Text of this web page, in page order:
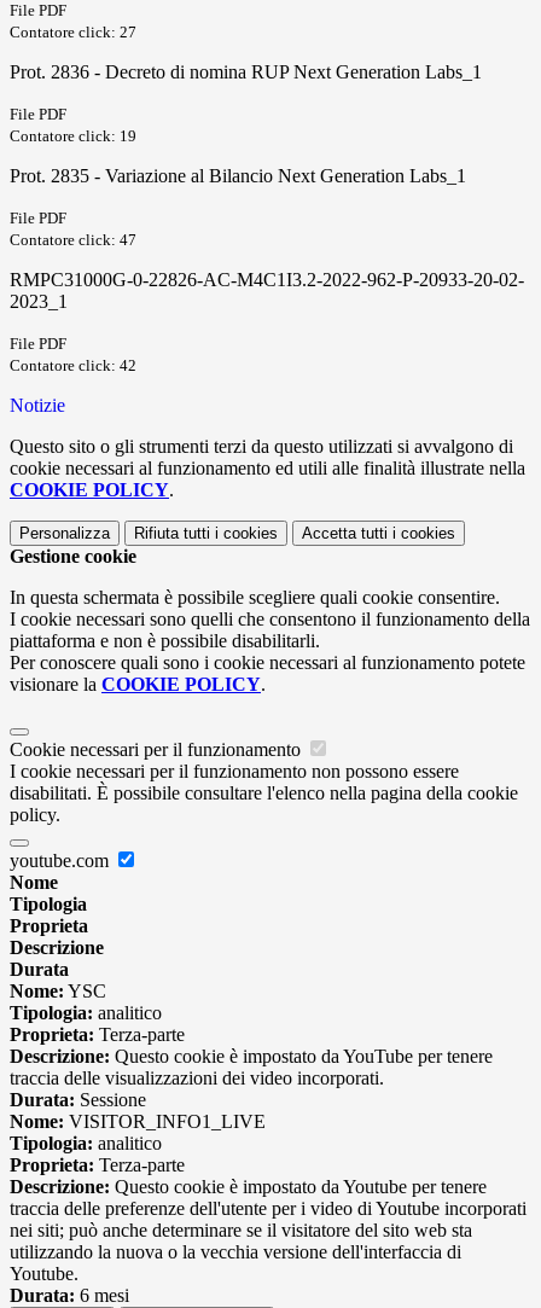
File PDF
Contatore click: 27
Prot. 2836 - Decreto di nomina RUP Next Generation Labs_1
File PDF
Contatore click: 19
Prot. 2835 - Variazione al Bilancio Next Generation Labs_1
File PDF
Contatore click: 47
RMPC31000G-0-22826-AC-M4C1I3.2-2022-962-P-20933-20-02-
2023_1
File PDF
Contatore click: 42
Notizie
Questo sito o gli strumenti terzi da questo utilizzati si avvalgono di
cookie necessari al funzionamento ed utili alle finalità illustrate nella
COOKIE POLICY.
Personalizza Rifiuta tutti i cookies Accetta tutti i cookies
Gestione cookie
In questa schermata è possibile scegliere quali cookie consentire.
I cookie necessari sono quelli che consentono il funzionamento della
piattaforma e non è possibile disabilitarli.
Per conoscere quali sono i cookie necessari al funzionamento potete
visionare la COOKIE POLICY.
Cookie necessari per il funzionamento
I cookie necessari per il funzionamento non possono essere
disabilitati. È possibile consultare l'elenco nella pagina della cookie
policy.
youtube.com
Nome
Tipologia
Proprieta
Descrizione
Durata
Nome: YSC
Tipologia: analitico
Proprieta: Terza-parte
Descrizione: Questo cookie è impostato da YouTube per tenere
traccia delle visualizzazioni dei video incorporati.
Durata: Sessione
Nome: VISITOR_INFO1_LIVE
Tipologia: analitico
Proprieta: Terza-parte
Descrizione: Questo cookie è impostato da Youtube per tenere
traccia delle preferenze dell'utente per i video di Youtube incorporati
nei siti; può anche determinare se il visitatore del sito web sta
utilizzando la nuova o la vecchia versione dell'interfaccia di
Youtube.
Durata: 6 mesi